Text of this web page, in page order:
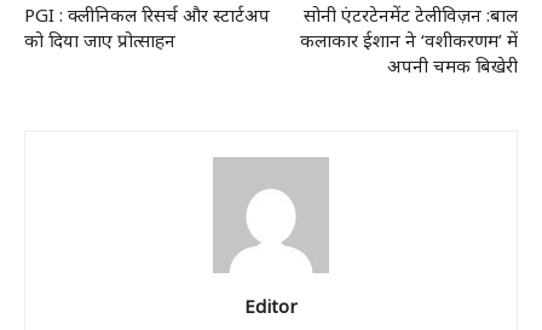
PGI : क्लीनिकल रिसर्च और स्टार्टअप
को दिया जाए प्रोत्साहन
सोनी एंटरटेनमेंट टेलीविज़न :बाल
कलाकार ईशान ने ‘वशीकरणम’ में
अपनी चमक बिखेरी
Editor